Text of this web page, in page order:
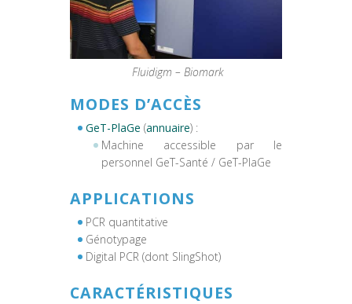
Fluidigm – Biomark
MODES D’ACCÈS
GeT-PlaGe (annuaire) :
Machine accessible par le
personnel GeT-Santé / GeT-PlaGe
APPLICATIONS
PCR quantitative
Génotypage
Digital PCR (dont SlingShot)
CARACTÉRISTIQUES